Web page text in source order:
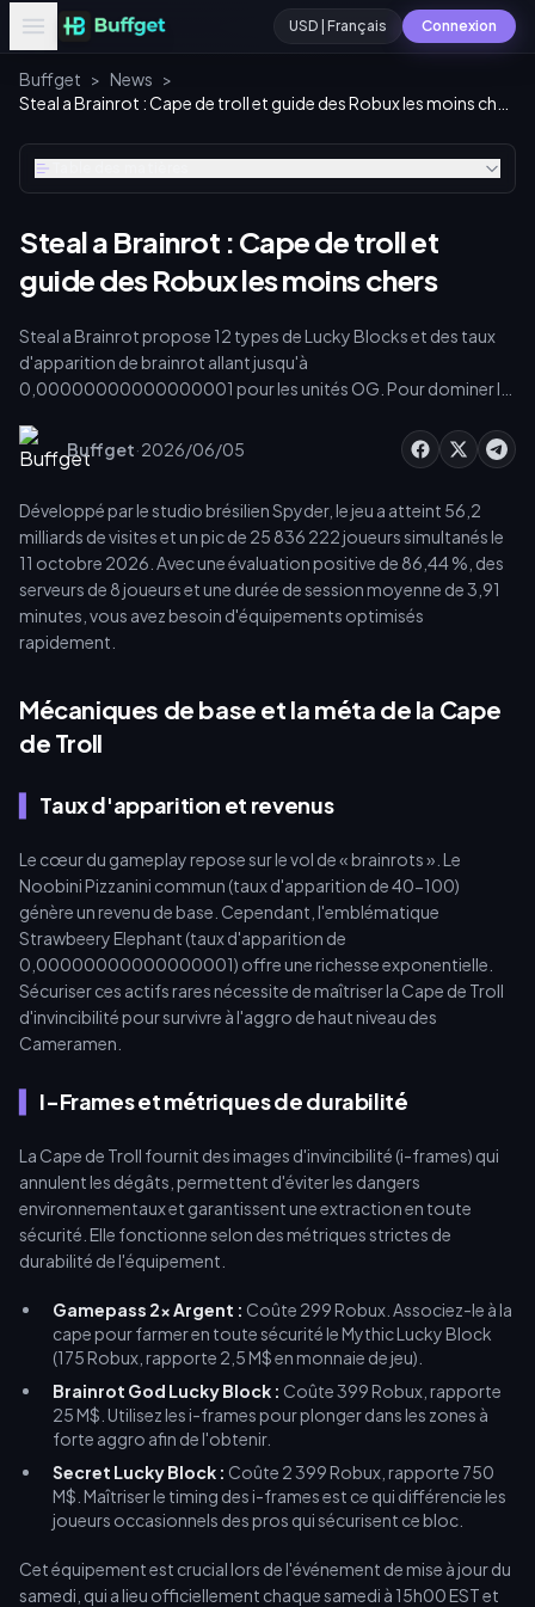
USD | Français Connexion
Buffget > News >
Steal a Brainrot : Cape de troll et
guide des Robux les moins chers
Steal a Brainrot propose 12 types de Lucky Blocks et des taux
d'apparition de brainrot allant jusqu'à
0,00000000000000001 pour les unités OG. Pour dominer la
vous avez besoin d'une monnaie sécurisée. Ce guide couvre les
mesures exactes des i-frames, le trolling en JcJ et la [livraison de
(https://buffget.com/goods/roblox-gift-card-us) afin de
contourner l'aggro des Cameramen et de maximiser vos
multiplicateurs.
Buffget·2026/06/05
Développé par le studio brésilien Spyder, le jeu a atteint 56,2
milliards de visites et un pic de 25 836 222 joueurs simultanés le
11 octobre 2026. Avec une évaluation positive de 86,44 %, des
serveurs de 8 joueurs et une durée de session moyenne de 3,91
minutes, vous avez besoin d'équipements optimisés
rapidement.
Mécaniques de base et la méta de la Cape
de Troll
Taux d'apparition et revenus
Le cœur du gameplay repose sur le vol de « brainrots ». Le
Noobini Pizzanini commun (taux d'apparition de 40-100)
génère un revenu de base. Cependant, l'emblématique
Strawbeery Elephant (taux d'apparition de
0,00000000000000001) offre une richesse exponentielle.
Sécuriser ces actifs rares nécessite de maîtriser la Cape de Troll
d'invincibilité pour survivre à l'aggro de haut niveau des
Cameramen.
I-Frames et métriques de durabilité
La Cape de Troll fournit des images d'invincibilité (i-frames) qui
annulent les dégâts, permettent d'éviter les dangers
environnementaux et garantissent une extraction en toute
sécurité. Elle fonctionne selon des métriques strictes de
durabilité de l'équipement.
Gamepass 2x Argent : Coûte 299 Robux. Associez-le à la
cape pour farmer en toute sécurité le Mythic Lucky Block
(175 Robux, rapporte 2,5 M$ en monnaie de jeu).
Brainrot God Lucky Block : Coûte 399 Robux, rapporte
25 M$. Utilisez les i-frames pour plonger dans les zones à
forte aggro afin de l'obtenir.
Secret Lucky Block : Coûte 2 399 Robux, rapporte 750
M$. Maîtriser le timing des i-frames est ce qui différencie les
joueurs occasionnels des pros qui sécurisent ce bloc.
Cet équipement est crucial lors de l'événement de mise à jour du
samedi, qui a lieu officiellement chaque samedi à 15h00 EST et